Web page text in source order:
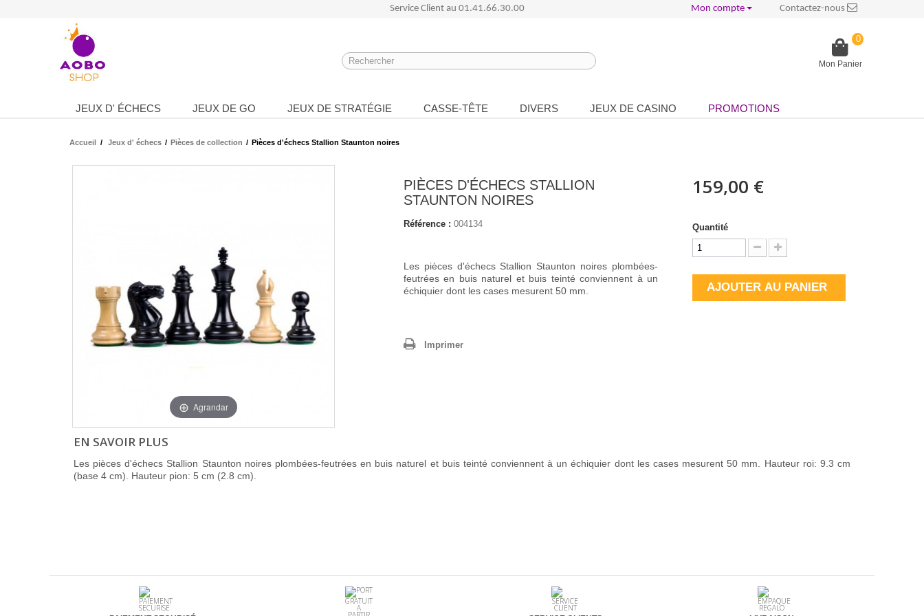
Contactez-nous
Service Client au 01.41.66.30.00 Mon compte
Mon Panier
0
JEUX D' ÉCHECS JEUX DE GO JEUX DE STRATÉGIE CASSE-TÊTE DIVERS JEUX DE CASINO PROMOTIONS
Accueil / Jeux d' échecs / Pièces de collection / Pièces d'échecs Stallion Staunton noires
Agrandar
PIÈCES D'ÉCHECS STALLION
STAUNTON NOIRES
Référence : 004134
Les pièces d'échecs Stallion Staunton noires plombées-
feutrées en buis naturel et buis teinté conviennent à un
échiquier dont les cases mesurent 50 mm.
Imprimer
159,00 €
Quantité
AJOUTER AU PANIER
EN SAVOIR PLUS
Les pièces d'échecs Stallion Staunton noires plombées-feutrées en buis naturel et buis teinté conviennent à un échiquier dont les cases mesurent 50 mm. Hauteur roi: 9.3 cm
(base 4 cm). Hauteur pion: 5 cm (2.8 cm).